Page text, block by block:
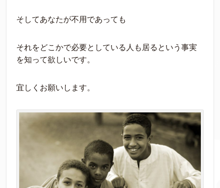
そしてあなたが不用であっても
それをどこかで必要としている人も居るという事実
を知って欲しいです。
宜しくお願いします。